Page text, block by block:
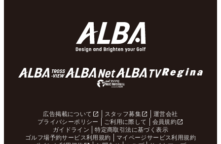
広告掲載について スタッフ募集
運営会社
プライバシーポリシー
ご利用に際して
会員規約
ガイドライン
特定商取引法に基づく表示
ゴルフ場予約サービス利用規約
マイページサービス利用規約